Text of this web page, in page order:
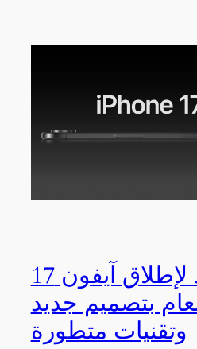
آبل تستعد لإطلاق آيفون 17
بتصميم جديد
وتقنيات متطورة